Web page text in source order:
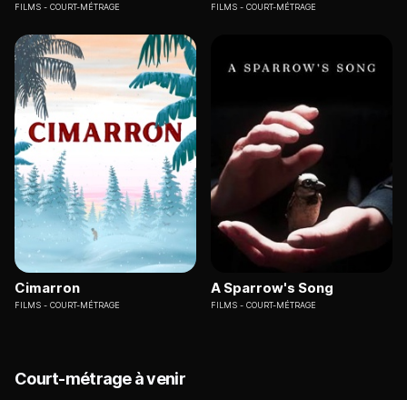
FILMS COURT-MÉTRAGE FILMS COURT-MÉTRAGE
Cimarron
FILMS COURT-MÉTRAGE
A Sparrow's Song
FILMS COURT-MÉTRAGE
Court-métrage à venir